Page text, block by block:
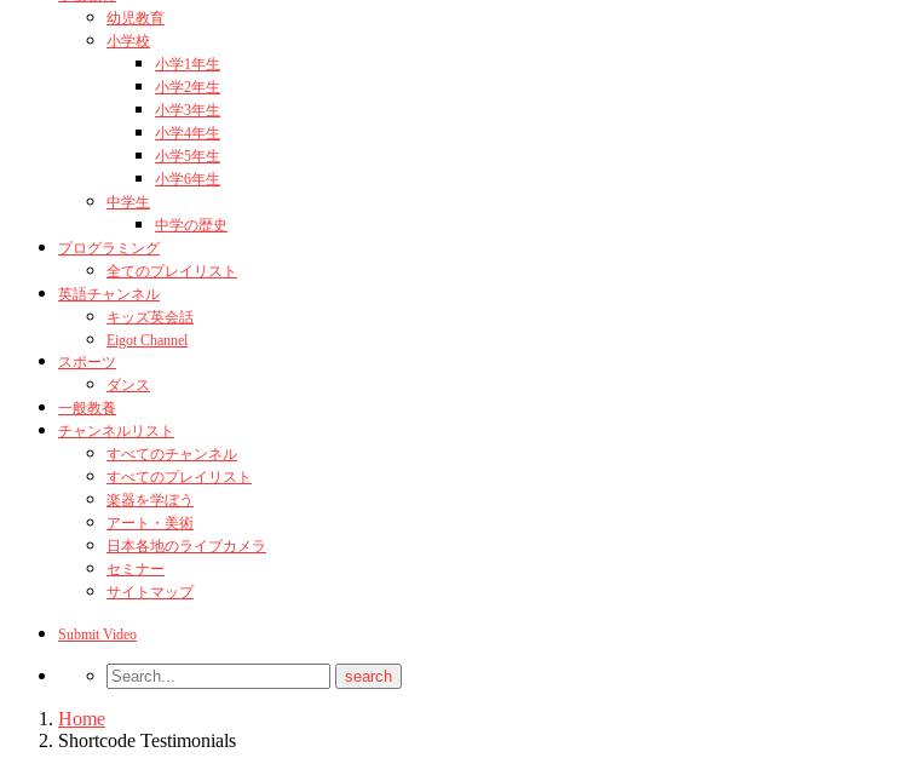
幼児教育
小学校
小学1年生
小学2年生
小学3年生
小学4年生
小学5年生
小学6年生
中学生
中学の歴史
プログラミング
全てのプレイリスト
英語チャンネル
キッズ英会話
Eigot Channel
スポーツ
ダンス
一般教養
チャンネルリスト
すべてのチャンネル
すべてのプレイリスト
楽器を学ぼう
アート・美術
日本各地のライブカメラ
セミナー
サイトマップ
Submit Video
Home
Shortcode Testimonials